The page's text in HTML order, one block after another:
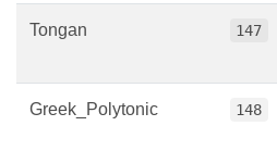
Tongan 147
Greek_Polytonic 148